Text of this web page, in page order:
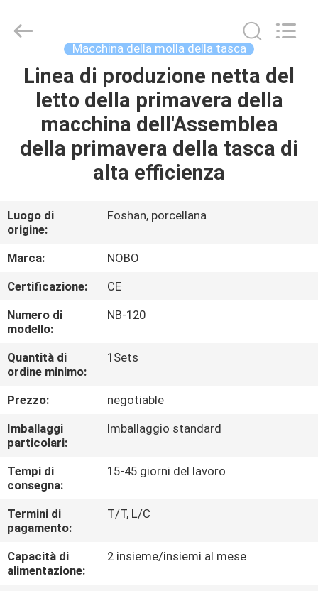
CASA
PRODOTTI
FATORY
TOUR
CONTROLLO
DI
QUALITÀ
CONTATTACI
NOTIZIE
TUTTI
CASI
Ltd..
Macchina della molla della tasca
Linea di produzione netta del
letto della primavera della
macchina dell'Assemblea
della primavera della tasca di
alta efficienza
Luogo di
origine:
Foshan, porcellana
Marca:
NOBO
Certificazione:
CE
Numero di
modello:
NB-120
Quantità di
ordine minimo:
1Sets
Prezzo:
negotiable
Imballaggi
particolari:
Imballaggio standard
Tempi di
consegna:
15-45 giorni del lavoro
Termini di
pagamento:
T/T, L/C
Capacità di
alimentazione:
2 insieme/insiemi al mese